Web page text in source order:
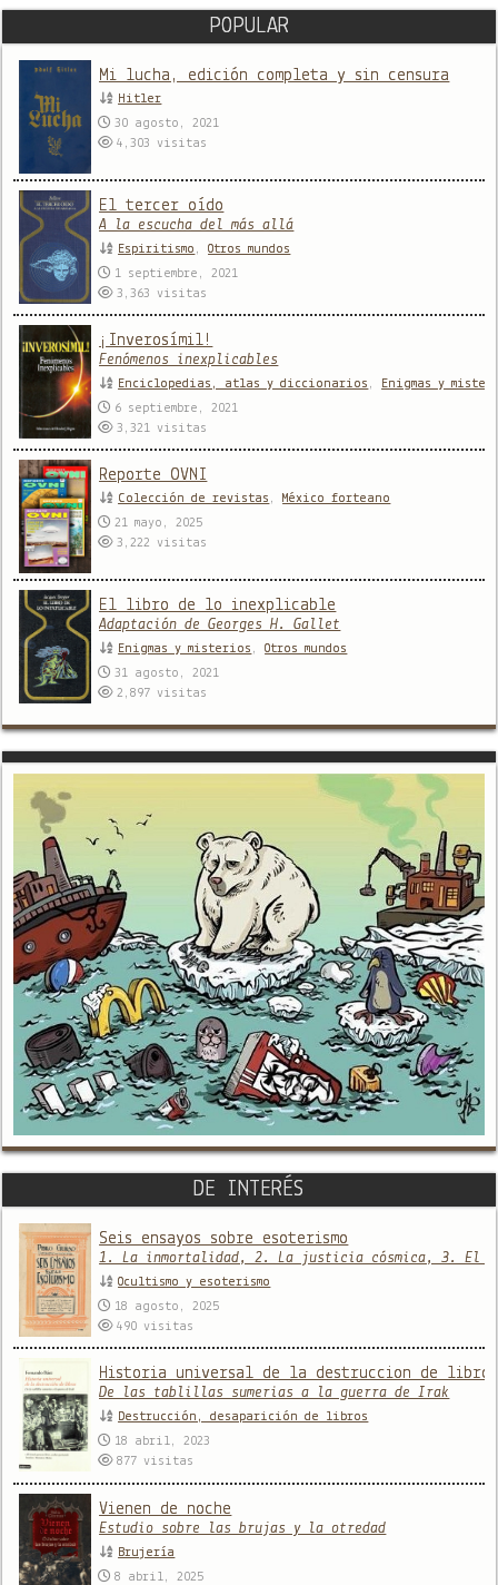
POPULAR
Mi lucha, edición completa y sin censura
Hitler
30 agosto, 2021
4,303visitas
El tercer oído
A la escucha del más allá
Espiritismo ,Otros mundos
1 septiembre, 2021
3,363visitas
¡Inverosímil!
Fenómenos inexplicables
Enciclopedias, atlas y diccionarios ,
Enigmas y
6 septiembre, 2021
3,321visitas
Reporte OVNI
Colección de revistas , México forteano
21 mayo, 2025
3,222visitas
El libro de lo inexplicable
Adaptación de Georges H. Gallet
Enigmas y misterios ,Otros mundos
31 agosto, 2021
2,897visitas
DE INTERÉS
Seis ensayos sobre esoterismo
1. La inmortalidad, 2. La justicia cósmica, 3. El
Ocultismo y esoterismo
18 agosto, 2025
490visitas
Historia universal de la destruccion de libros
De las tablillas sumerias a la guerra de Irak
Destrucción, desaparición de libros
18 abril, 2023
877visitas
Vienen de noche
Estudio sobre las brujas y la otredad
Brujería
8 abril, 2025